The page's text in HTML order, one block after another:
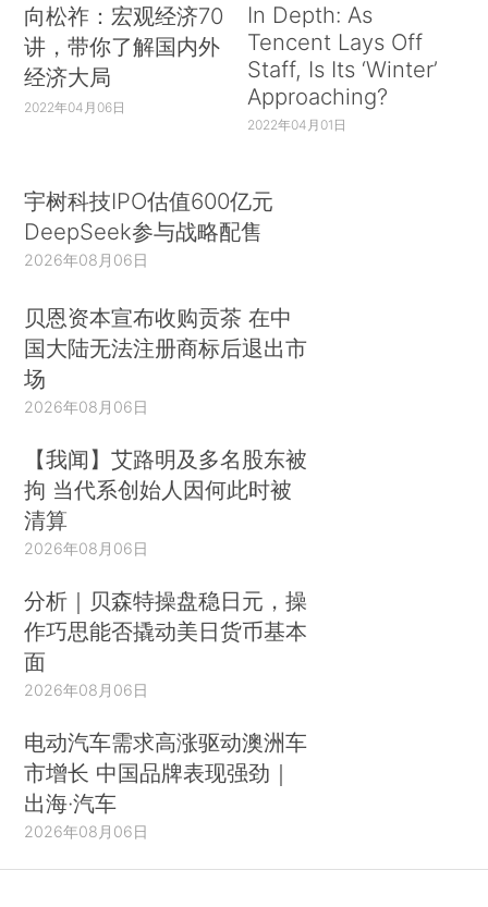
向松祚：宏观经济70
讲，带你了解国内外
经济大局
2022年04月06日
In Depth: As
Tencent Lays Off
Staff, Is Its ‘Winter’
Approaching?
2022年04月01日
宇树科技IPO估值600亿元
DeepSeek参与战略配售
2026年08月06日
贝恩资本宣布收购贡茶 在中
国大陆无法注册商标后退出市
场
2026年08月06日
【我闻】艾路明及多名股东被
拘 当代系创始人因何此时被
清算
2026年08月06日
分析｜贝森特操盘稳日元，操
作巧思能否撬动美日货币基本
面
2026年08月06日
电动汽车需求高涨驱动澳洲车
市增长 中国品牌表现强劲｜
出海·汽车
2026年08月06日